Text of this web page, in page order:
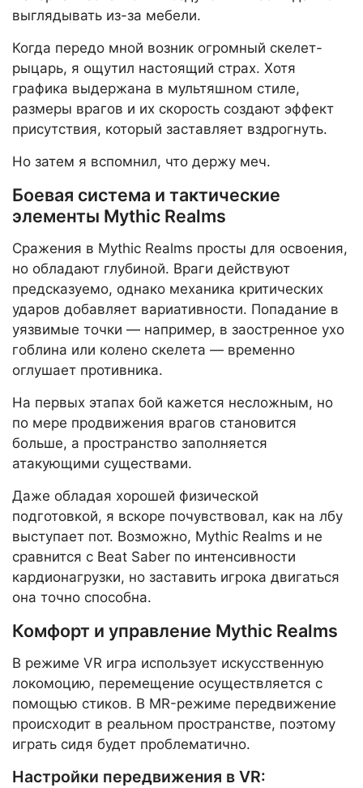
выглядывать из-за мебели.
Когда передо мной возник огромный скелет-
рыцарь, я ощутил настоящий страх. Хотя
графика выдержана в мультяшном стиле,
размеры врагов и их скорость создают эффект
присутствия, который заставляет вздрогнуть.
Но затем я вспомнил, что держу меч.
Боевая система и тактические
элементы Mythic Realms
Сражения в Mythic Realms просты для освоения,
но обладают глубиной. Враги действуют
предсказуемо, однако механика критических
ударов добавляет вариативности. Попадание в
уязвимые точки — например, в заостренное ухо
гоблина или колено скелета — временно
оглушает противника.
На первых этапах бой кажется несложным, но
по мере продвижения врагов становится
больше, а пространство заполняется
атакующими существами.
Даже обладая хорошей физической
подготовкой, я вскоре почувствовал, как на лбу
выступает пот. Возможно, Mythic Realms и не
сравнится с Beat Saber по интенсивности
кардионагрузки, но заставить игрока двигаться
она точно способна.
Комфорт и управление Mythic Realms
В режиме VR игра использует искусственную
локомоцию, перемещение осуществляется с
помощью стиков. В MR-режиме передвижение
происходит в реальном пространстве, поэтому
играть сидя будет проблематично.
Настройки передвижения в VR: